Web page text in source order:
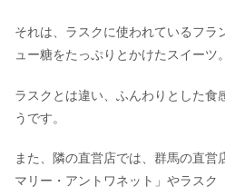
それは、ラスクに使われているフラ
ュー糖をたっぷりとかけたスイーツ。
ラスクとは違い、ふんわりとした食
うです。
また、隣の直営店では、群馬の直営
マリー・アントワネット」やラスク